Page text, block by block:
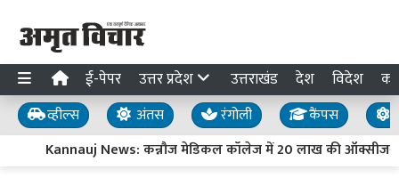
ई-पेपर उत्तर प्रदेश उत्तराखंड देश विदेश
व्हील्स अंतस रंगोली कैंपस
Kannauj News: कन्नौज मेडिकल कॉलेज में 20 लाख की ऑक्सीजन